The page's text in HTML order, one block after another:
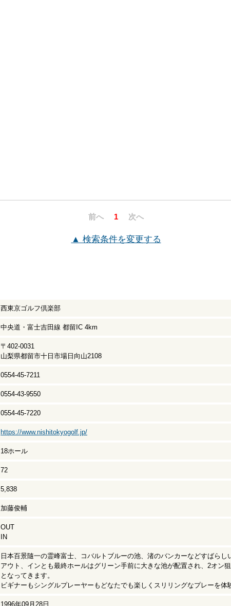
前へ 1 次へ
▲ 検索条件を変更する
西東京ゴルフ倶楽部
中央道・富士吉田線 都留IC 4km
〒402-0031
山梨県都留市十日市場日向山2108
0554-45-7211
0554-43-9550
0554-45-7220
https://www.nishitokyogolf.jp/
18ホール
72
5,838
加藤俊輔
OUT
IN
日本百景隨一の霊峰富士、コバルトブルーの池、渚のバンカーなどすばらし
アウト、インとも最終ホールはグリーン手前に大きな池が配置され、2オン
となってきます。
ビギナーもシングルプレーヤーもどなたでも楽しくスリリングなプレーを体
1996年09月28日